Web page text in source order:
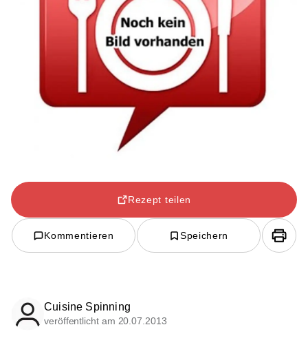
Rezept teilen
Kommentieren Speichern
Cuisine Spinning
veröffentlicht am 20.07.2013